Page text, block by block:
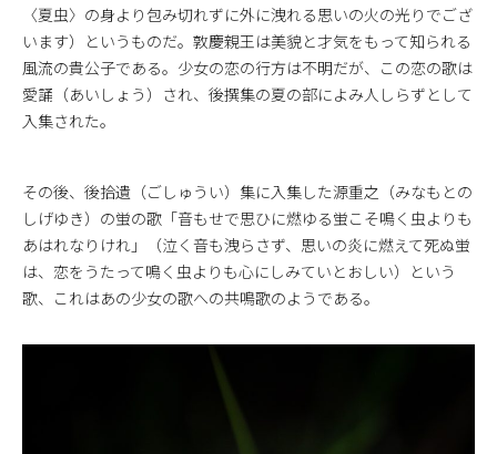
〈夏虫〉の身より包み切れずに外に洩れる思いの火の光りでござ
います）というものだ。敦慶親王は美貌と才気をもって知られる
風流の貴公子である。少女の恋の行方は不明だが、この恋の歌は
愛誦（あいしょう）され、後撰集の夏の部によみ人しらずとして
入集された。
その後、後拾遺（ごしゅうい）集に入集した源重之（みなもとの
しげゆき）の蛍の歌「音もせで思ひに燃ゆる蛍こそ鳴く虫よりも
あはれなりけれ」（泣く音も洩らさず、思いの炎に燃えて死ぬ蛍
は、恋をうたって鳴く虫よりも心にしみていとおしい）という
歌、これはあの少女の歌への共鳴歌のようである。